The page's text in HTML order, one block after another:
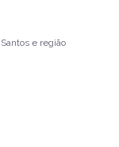
e região